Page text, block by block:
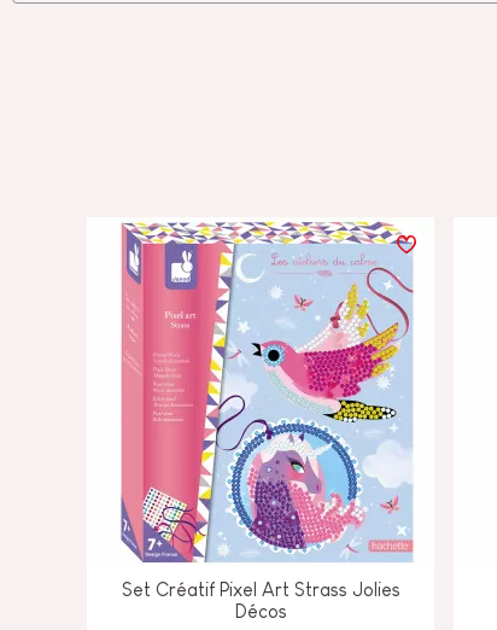
Set Créatif Pixel Art Strass Jolies
Décos